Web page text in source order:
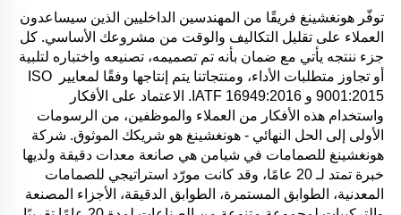
أو تجاوز متطلبات الأداء، ومنتجاتنا يتم إنتاجها وفقًا لمعايير ISO